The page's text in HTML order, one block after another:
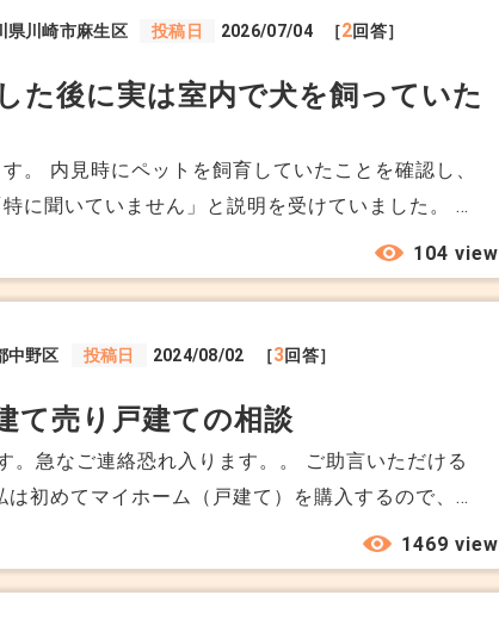
県川崎市麻生区 投稿日 2026/07/04 ［2回答］
た後に実は室内で犬を飼っていた
。 内見時にペットを飼育していたことを確認し、
に聞いていません」と説明を受けていました。 契
いで雑談をしていた際、「うちは大型犬を10年くら
に話されました。 その場では何も言えませんでし
影響は大丈夫なのか心配です。 重要事項説明では
ならないのでしょうか？
104 view
中野区 投稿日 2024/08/02 ［3回答］
て売り戸建ての相談
。急なご連絡恐れ入ります。。 ご助言いただける
ない＆知識もない状況です。 最初は土地を購入した
、前々から住みたかった中野区にすごくいい条件
1469 view